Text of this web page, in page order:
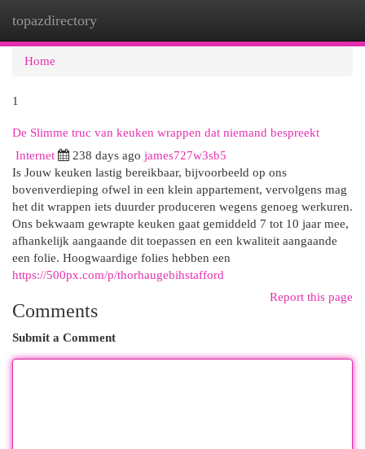
topazdirectory
Home
1
De Slimme truc van keuken wrappen dat niemand bespreekt
Internet 238 days ago james727w3sb5
Is Jouw keuken lastig bereikbaar, bijvoorbeeld op ons
bovenverdieping ofwel in een klein appartement, vervolgens mag
het dit wrappen iets duurder produceren wegens genoeg werkuren.
Ons bekwaam gewrapte keuken gaat gemiddeld 7 tot 10 jaar mee,
afhankelijk aangaande dit toepassen en een kwaliteit aangaande
een folie. Hoogwaardige folies hebben een
https://500px.com/p/thorhaugebihstafford
Report this page
Comments
Submit a Comment